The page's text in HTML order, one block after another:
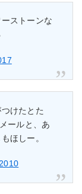
ストーンな
けたとた
ールと、あ
ほしー。